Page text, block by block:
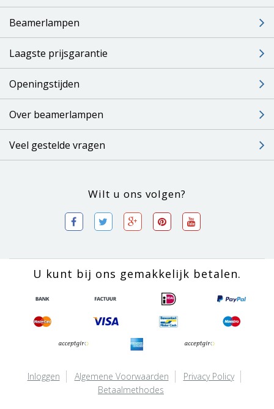
Beamerlampen
Laagste prijsgarantie
Openingstijden
Over beamerlampen
Veel gestelde vragen
Wilt u ons volgen?
U kunt bij ons gemakkelijk betalen.
Inloggen Algemene Voorwaarden
Privacy Policy
Betaalmethodes